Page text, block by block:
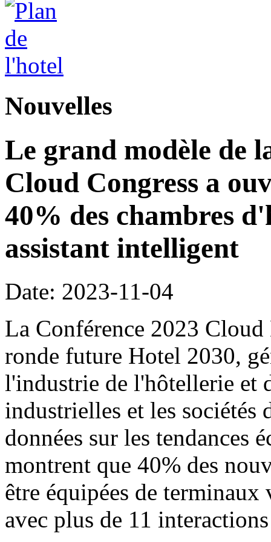
Nouvelles
Le grand modèle de
Cloud Congress a
40% des chambres
assistant intelligent
Date: 2023-11-04
La Conférence 2023
ronde future Hotel 2030,
l'industrie de l'hôtellerie et
industrielles et les
données sur les tendances
montrent que 40% des
être équipées de
avec plus de 11